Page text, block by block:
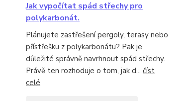
Jak vypočítat spád střechy pro
polykarbonát.
Plánujete zastřešení pergoly, terasy nebo
přístřešku z polykarbonátu? Pak je
důležité správně navrhnout spád střechy.
Právě ten rozhoduje o tom, jak d... číst
celé